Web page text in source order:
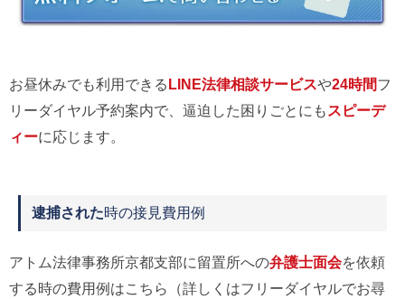
お昼休みでも利用できるLINE法律相談サービスや24時間フ
リーダイヤル予約案内で、逼迫した困りごとにも スピーデ
ィーに応じます。
逮捕された時の接見費用例
アトム法律事務所京都支部に留置所への弁護士面会を依頼
する時の費用例はこちら（詳しくはフリーダイヤルでお尋